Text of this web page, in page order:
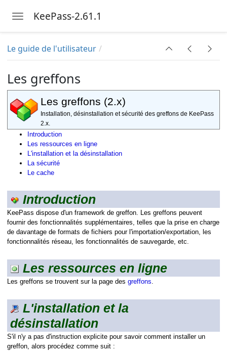
Toggle navigation
KeePass-2.61.1
Le guide de l'utilisateur
Les greffons
Les greffons (2.x)
Installation, désinstallation et sécurité des greffons de KeePass
2.x.
Introduction
Les ressources en ligne
L'installation et la désinstallation
La sécurité
Le cache
Introduction
KeePass dispose d'un framework de greffon. Les greffons peuvent
fournir des fonctionnalités supplémentaires, telles que la prise en charge
de davantage de formats de fichiers pour l'importation/exportation, les
fonctionnalités réseau, les fonctionnalités de sauvegarde, etc.
Les ressources en ligne
Les greffons se trouvent sur la page des greffons.
L'installation et la
désinstallation
S'il n'y a pas d'instruction explicite pour savoir comment installer un
greffon, alors procédez comme suit :